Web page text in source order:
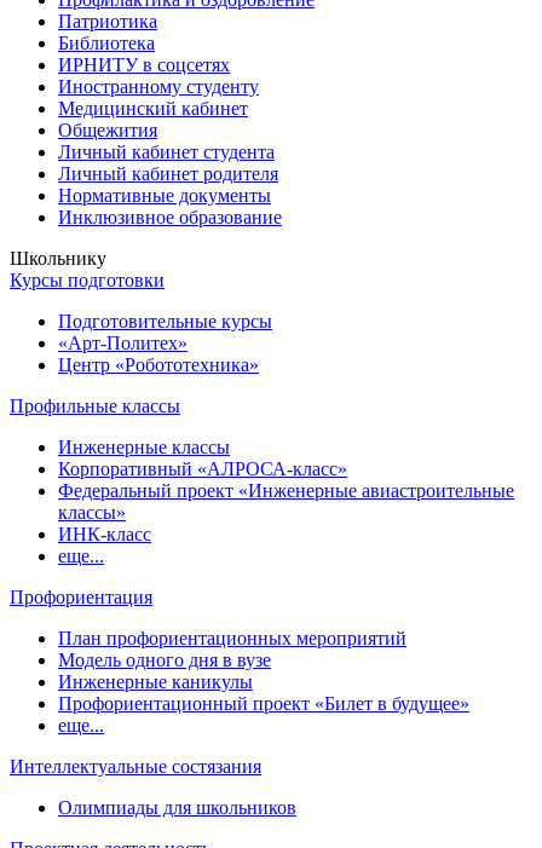
Патриотика
Библиотека
ИРНИТУ в соцсетях
Иностранному студенту
Медицинский кабинет
Общежития
Личный кабинет студента
Личный кабинет родителя
Нормативные документы
Инклюзивное образование
Школьнику
Курсы подготовки
Подготовительные курсы
«Арт-Политех»
Центр «Робототехника»
Профильные классы
Инженерные классы
Корпоративный «АЛРОСА-класс»
Федеральный проект «Инженерные авиастроительные
классы»
ИНК-класс
еще...
Профориентация
План профориентационных мероприятий
Модель одного дня в вузе
Инженерные каникулы
Профориентационный проект «Билет в будущее»
еще...
Интеллектуальные состязания
Олимпиады для школьников